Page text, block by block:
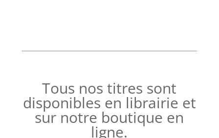
Tous nos titres sont
disponibles en librairie et
sur notre boutique en
ligne.